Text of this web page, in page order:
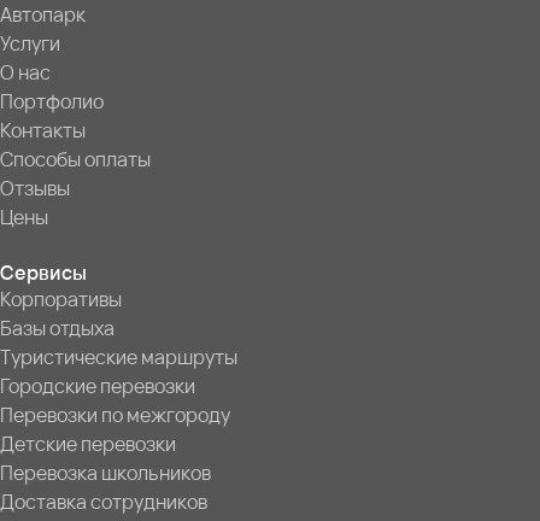
Автопарк
Услуги
О нас
Портфолио
Контакты
Способы оплаты
Отзывы
Цены
Сервисы
Корпоративы
Базы отдыха
Туристические маршруты
Городские перевозки
Перевозки по межгороду
Детские перевозки
Перевозка школьников
Доставка сотрудников